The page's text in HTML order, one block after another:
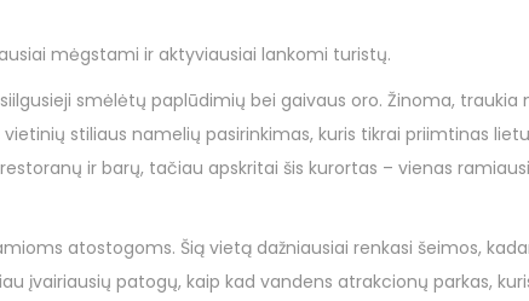
mėgstami ir aktyviausiai lankomi turistų.
smėlėtų paplūdimių bei gaivaus oro. Žinoma, traukia
stiliaus namelių pasirinkimas, kuris tikrai priimtinas
ir barų, tačiau apskritai šis kurortas – vienas
atostogoms. Šią vietą dažniausiai renkasi šeimos,
įvairiausių patogų, kaip kad vandens atrakcionų parkas,